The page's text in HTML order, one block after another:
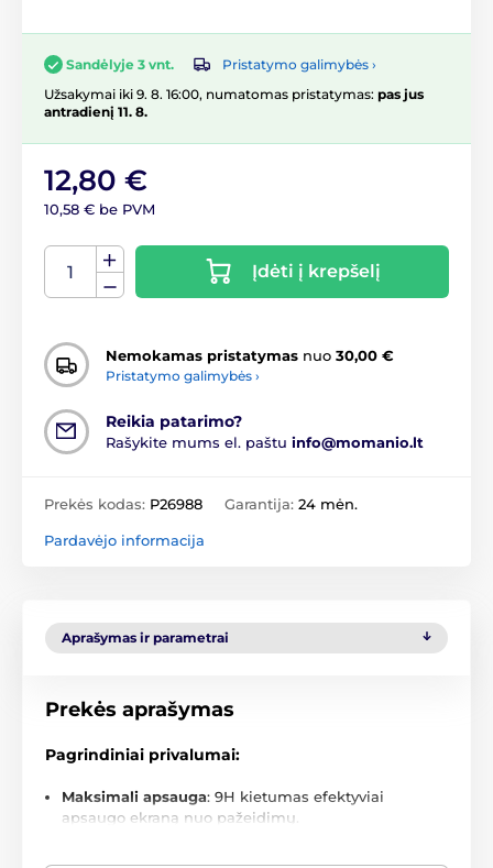
Sandėlyje 3 vnt.
Pristatymo galimybės ›
Užsakymai iki 9. 8. 16:00, numatomas pristatymas: pas jus
antradienį 11. 8.
12,80 €
10,58 € be PVM
Įdėti į krepšelį
Nemokamas pristatymas nuo 30,00 €
Pristatymo galimybės ›
Reikia patarimo?
Rašykite mums el. paštu info@momanio.lt
Prekės kodas: P26988 Garantija: 24 mėn.
Pardavėjo informacija
Aprašymas ir parametrai
Prekės aprašymas
Pagrindiniai privalumai:
Maksimali apsauga: 9H kietumas efektyviai
apsaugo ekraną nuo pažeidimų.